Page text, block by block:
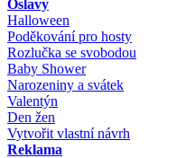
Oslavy
Halloween
Poděkování pro hosty
Rozlučka se svobodou
Baby Shower
Narozeniny a svátek
Valentýn
Den žen
Vytvořit vlastní návrh
Reklama